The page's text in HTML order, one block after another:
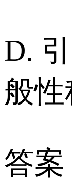
D.
般
答案